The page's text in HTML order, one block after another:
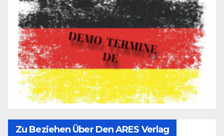
Zu Beziehen Über Den ARES Verlag